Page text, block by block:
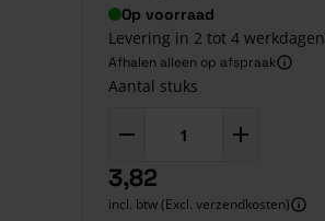
Op voorraad
Levering in 2 tot 4 werkdagen
Afhalen alleen op afspraak
Aantal stuks
3,82
incl. btw (Excl. verzendkosten)